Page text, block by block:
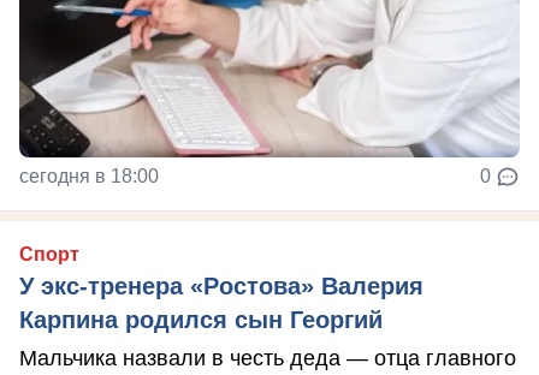
сегодня в 18:00 0
Спорт
У экс-тренера «Ростова» Валерия
Карпина родился сын Георгий
Мальчика назвали в честь деда — отца главного